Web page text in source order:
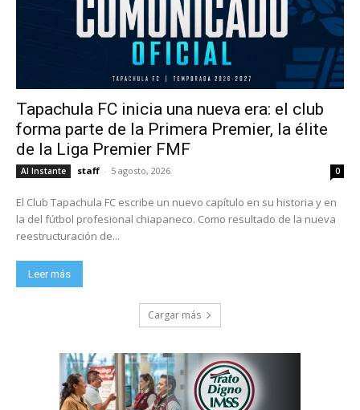
Tapachula FC inicia una nueva era: el club
forma parte de la Primera Premier, la élite
de la Liga Premier FMF
Al Instante staff - 5 agosto, 2026 0
El Club Tapachula FC escribe un nuevo capítulo en su historia y en
la del fútbol profesional chiapaneco. Como resultado de la nueva
reestructuración de...
Leer más
Cargar más